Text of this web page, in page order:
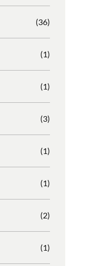
(36)
(1)
(1)
(3)
(1)
(1)
(2)
(1)